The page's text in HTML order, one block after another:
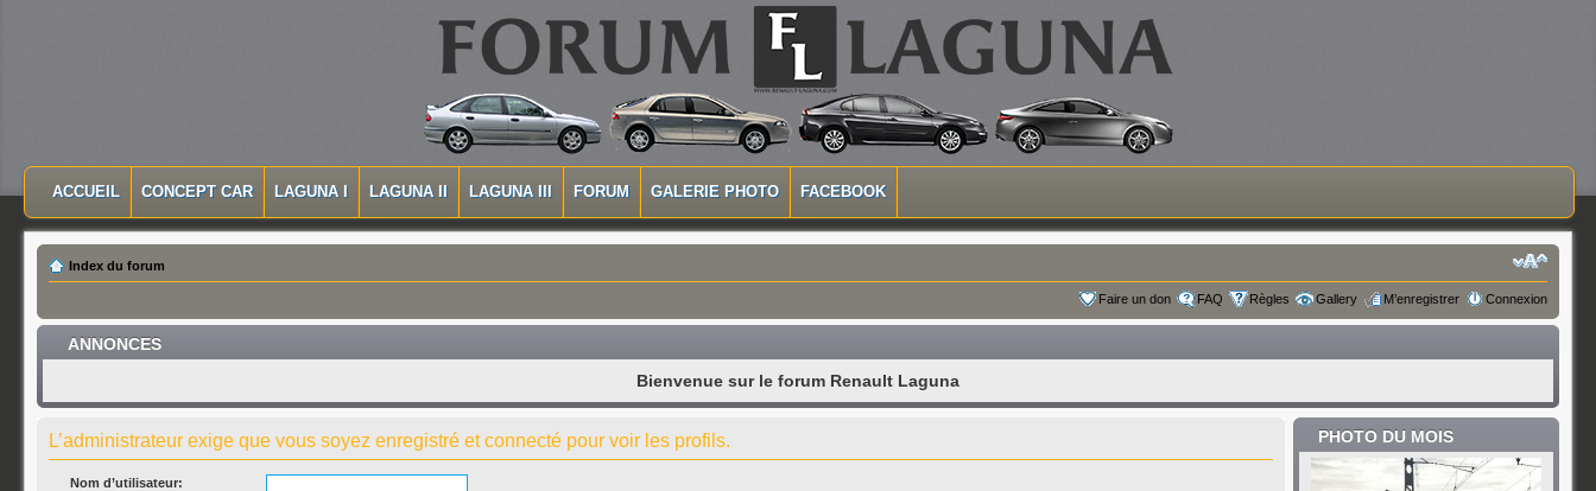
MENU PRINCIPAL
ACCUEIL CONCEPT CAR LAGUNA I LAGUNA II LAGUNA III FORUM GALERIE PHOTO FACEBOOK
Index du forum
Faire un don FAQ Règles Gallery M’enregistrer Connexion
ANNONCES
Bienvenue sur le forum Renault Laguna
L’administrateur exige que vous soyez enregistré et connecté pour voir les profils.
Nom d’utilisateur:
PHOTO DU MOIS